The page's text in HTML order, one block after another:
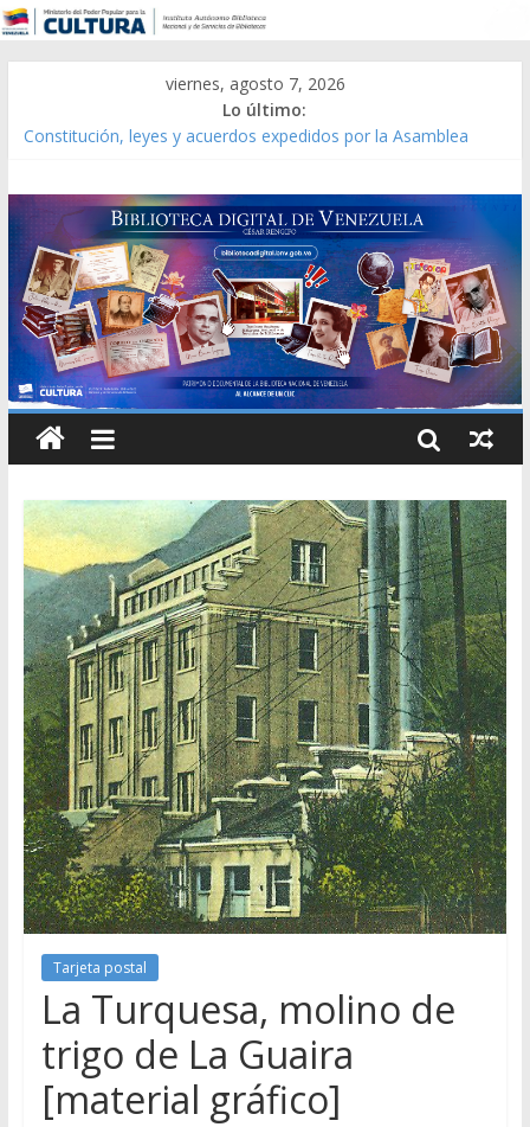
viernes, agosto 7, 2026
Lo último:
Constitución, leyes y acuerdos expedidos por la Asamblea
Modesta Bor Sánchez [material gráfico]
Gaceta Oficial de la República de Venezuela año CXXXIII Mes V,
Caracas 09 de marzo de 2006 N° 38.394
Catálogo temático de obras de Modesta Bor
Tarjeta postal
La Turquesa, molino de
trigo de La Guaira
[material gráfico]